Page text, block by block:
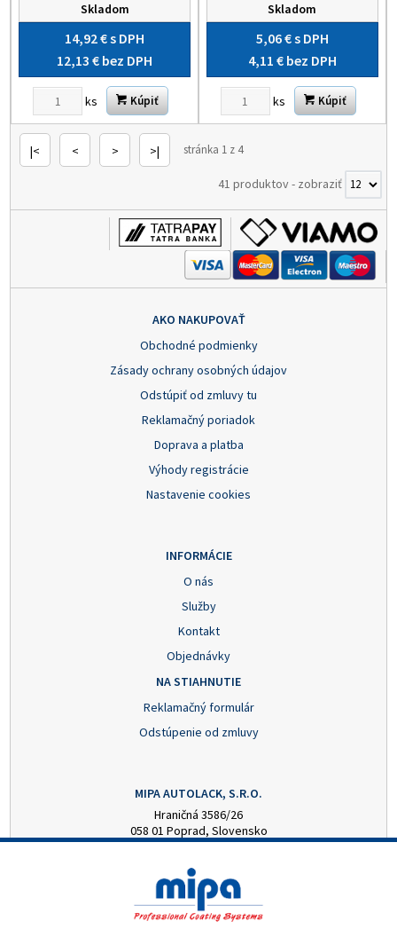
Skladom
14,92 €s DPH
12,13 € bez DPH
ks Kúpiť
Skladom
5,06 €s DPH
4,11 € bez DPH
ks Kúpiť
|< < > >| stránka 1 z 4
41 produktov- zobraziť
AKO NAKUPOVAŤ
Obchodné podmienky
Zásady ochrany osobných údajov
Odstúpiť od zmluvy tu
Reklamačný poriadok
Doprava a platba
Výhody registrácie
Nastavenie cookies
INFORMÁCIE
O nás
Služby
Kontakt
Objednávky
NA STIAHNUTIE
Reklamačný formulár
Odstúpenie od zmluvy
MIPA AUTOLACK, S.R.O.
Hraničná 3586/26
058 01 Poprad, Slovensko
mipa@autolack.sk
OTVÁRACIE HODINY
Pondelok - Piatok: 8:00 - 16:00 hod.